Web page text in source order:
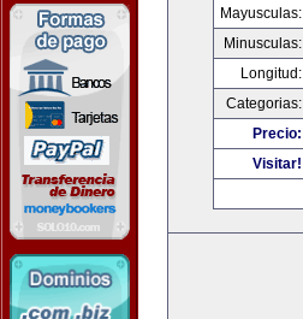
Mayusculas:
Minusculas:
Longitud:
Categorias:
Precio:
Visitar!